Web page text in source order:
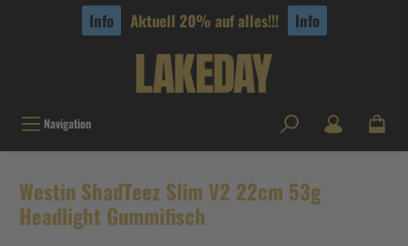
Info Aktuell 20% auf alles!!! Info
Navigation
Westin ShadTeez Slim V2 22cm 53g
Headlight Gummifisch